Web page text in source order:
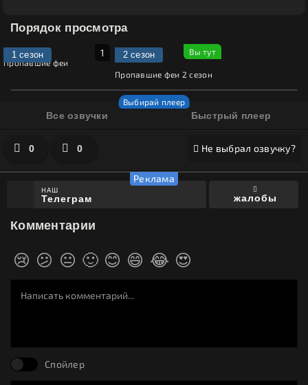
Порядок просмотра
1 сезон
2019
Пропавшие феи
2 сезон
2019
Пропавшие феи 2 сезон
Все озвучки Быстрый плеер
0 0 Не выбрал озвучку?
НАШ
Телеграм жалобы
Комментарии
😢 😕 😐 🙂 😊 😄 😂 😍
Спойлер